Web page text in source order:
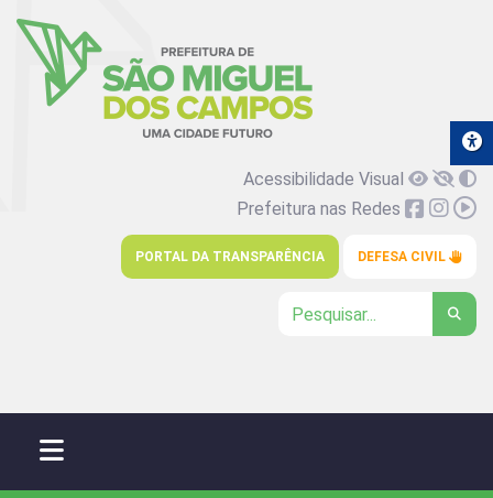
Acessibilidade Visual
Prefeitura nas Redes
PORTAL DA TRANSPARÊNCIA DEFESA CIVIL